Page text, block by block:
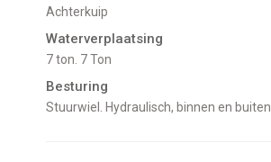
Achterkuip
Waterverplaatsing
7 ton. 7 Ton
Besturing
Stuurwiel. Hydraulisch, binnen en buiten